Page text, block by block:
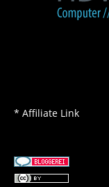
* Affiliate Link